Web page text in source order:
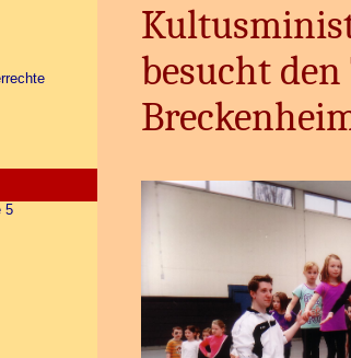
5
2010
2010
besucht